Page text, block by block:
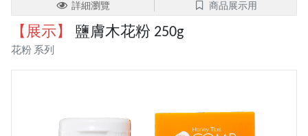
詳細瀏覽 商品展示用
【展示】 鹽膚木花粉 250g
花粉 系列